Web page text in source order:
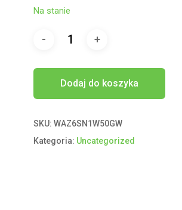
Na stanie
Dodaj do koszyka
SKU:WAZ6SN1W50GW
Kategoria: Uncategorized